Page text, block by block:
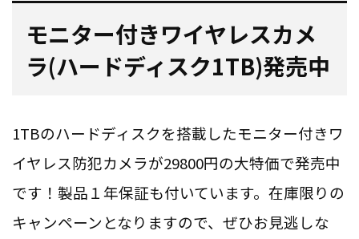
モニター付きワイヤレスカメ
ラ(ハードディスク1TB)発売中
1TBのハードディスクを搭載したモニター付きワ
イヤレス防犯カメラが29800円の大特価で発売中
です！製品１年保証も付いています。在庫限りの
キャンペーンとなりますので、ぜひお見逃しな